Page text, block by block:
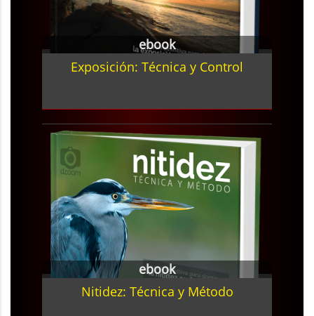
ebook
Exposición: Técnica y Control
ebook
Nitidez: Técnica y Método